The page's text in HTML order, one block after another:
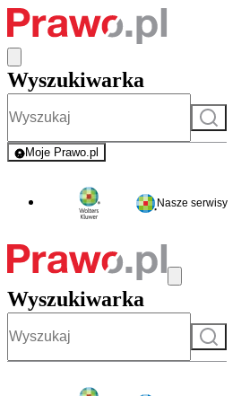
Wyszukiwarka
Szukaj
Moje Prawo.pl
- rejestracja i logowanie do serwisu
Nasze serwisy
Wyszukiwarka
Szukaj